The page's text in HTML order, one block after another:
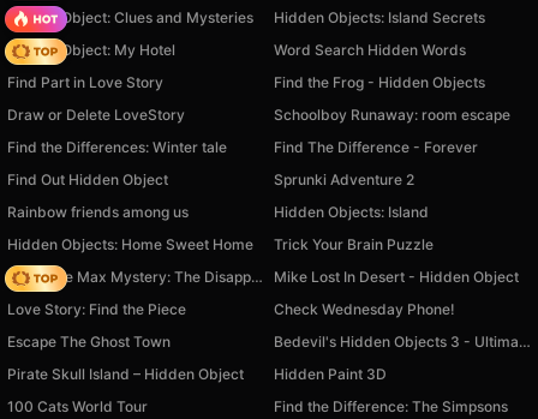
Hidden Object: Clues and Mysteries
Hidden Objects: Island Secrets
Hidden Object: My Hotel
Word Search Hidden Words
Find Part in Love Story
Find the Frog - Hidden Objects
Draw or Delete LoveStory
Schoolboy Runaway: room escape
Find the Differences: Winter tale
Find The Difference - Forever
Find Out Hidden Object
Sprunki Adventure 2
Rainbow friends among us
Hidden Objects: Island
Hidden Objects: Home Sweet Home
Trick Your Brain Puzzle
Detective Max Mystery: The Disappearance of Mr. Winters
Mike Lost In Desert - Hidden Object
Love Story: Find the Piece
Check Wednesday Phone!
Escape The Ghost Town
Bedevil's Hidden Objects 3 - Ultimate Collection
Pirate Skull Island – Hidden Object
Hidden Paint 3D
100 Cats World Tour
Find the Difference: The Simpsons